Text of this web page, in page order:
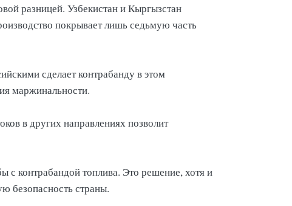
разницей. Узбекистан и Кыргызстан
покрывает лишь седьмую часть
сделает контрабанду в этом
маржинальности.
в других направлениях позволит
контрабандой топлива. Это решение, хотя и
безопасность страны.